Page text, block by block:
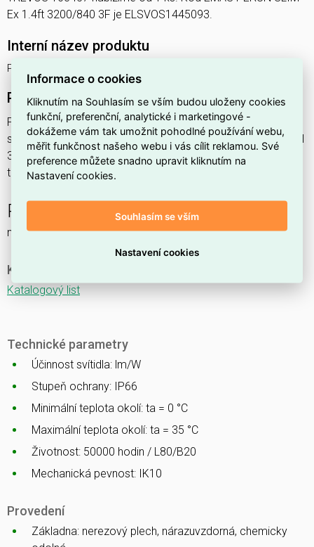
Ex 1.4ft 3200/840 3F je ELSVOS1445093.
Interní název produktu
PERUN SLIM Ex 1.4ft 3200/840 3F
Podrobný popis produktu
PERUN SLIM Ex 1.4ft 3200/840 3F 22,2W IP65
svítidlo průmyslové do prostředí s nebezpečím výbuchu Ex II
3GD, 1x3200lm, spektrum 840RJ, s nerez. klipy,
třífáz.průběž.montáž,
PERUN SLIM Ex NM
nouzové a orientační
Ke stažení
Katalogový list
Technické parametry
Účinnost svítidla: lm/W
Stupeň ochrany: IP66
Minimální teplota okolí: ta = 0 °C
Maximální teplota okolí: ta = 35 °C
Životnost: 50000 hodin / L80/B20
Mechanická pevnost: IK10
Provedení
Základna: nerezový plech, nárazuvzdorná, chemicky
Informace o cookies
Kliknutím na Souhlasím se vším budou uloženy cookies
funkční, preferenční, analytické i marketingové -
dokážeme vám tak umožnit pohodlné používání webu,
měřit funkčnost našeho webu i vás cílit reklamou. Své
preference můžete snadno upravit kliknutím na
Nastavení cookies.
Souhlasím se vším
Nastavení cookies